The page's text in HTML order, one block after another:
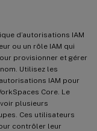
d’autorisations IAM
ou un rôle IAM qui
provisionner et gérer
Utilisez les
IAM pour
Core. Le
plusieurs
Ces utilisateurs
contrôler leur